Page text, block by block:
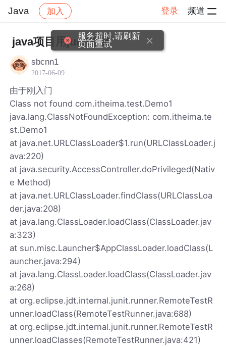
Java 加入 登录 频道
社区 Java 帖子详情
java项目用junit报错
sbcnn1
2017-06-09
由于刚入门
Class not found com.itheima.test.Demo1
java.lang.ClassNotFoundException: com.itheima.te
st.Demo1
at java.net.URLClassLoader$1.run(URLClassLoader.j
ava:220)
at java.security.AccessController.doPrivileged(Nativ
e Method)
at java.net.URLClassLoader.findClass(URLClassLoa
der.java:208)
at java.lang.ClassLoader.loadClass(ClassLoader.jav
a:323)
at sun.misc.Launcher$AppClassLoader.loadClass(L
auncher.java:294)
at java.lang.ClassLoader.loadClass(ClassLoader.jav
a:268)
at org.eclipse.jdt.internal.junit.runner.RemoteTestR
unner.loadClass(RemoteTestRunner.java:688)
at org.eclipse.jdt.internal.junit.runner.RemoteTestR
unner.loadClasses(RemoteTestRunner.java:421)
服务超时,请刷新
页面重试